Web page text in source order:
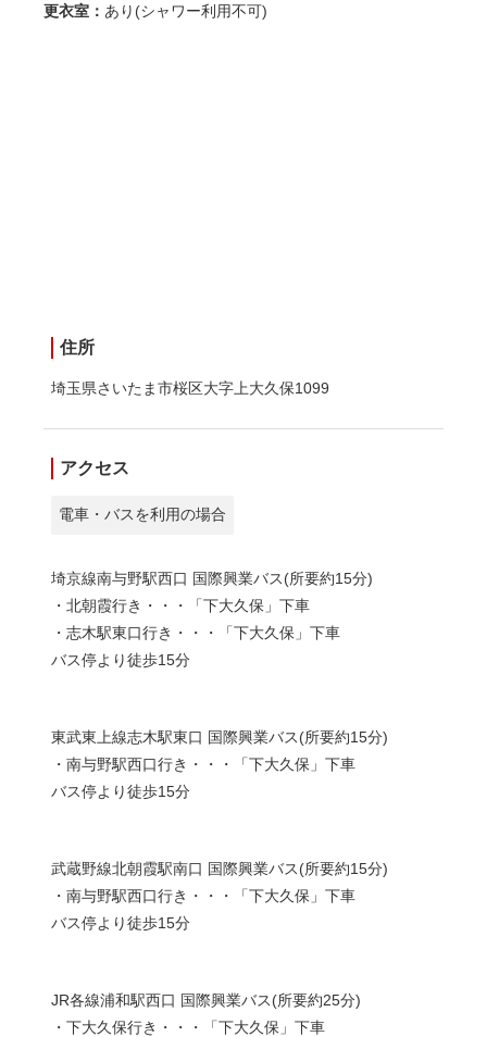
更衣室： あり(シャワー利用不可)
住所
埼玉県さいたま市桜区大字上大久保1099
アクセス
電車・バスを利用の場合
埼京線南与野駅西口 国際興業バス(所要約15分)
・北朝霞行き・・・「下大久保」下車
・志木駅東口行き・・・「下大久保」下車
バス停より徒歩15分
東武東上線志木駅東口 国際興業バス(所要約15分)
・南与野駅西口行き・・・「下大久保」下車
バス停より徒歩15分
武蔵野線北朝霞駅南口 国際興業バス(所要約15分)
・南与野駅西口行き・・・「下大久保」下車
バス停より徒歩15分
JR各線浦和駅西口 国際興業バス(所要約25分)
・下大久保行き・・・「下大久保」下車